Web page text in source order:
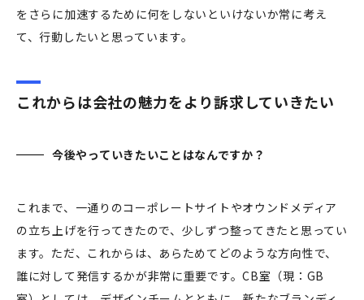
をさらに加速するために何をしないといけないか常に考え
て、行動したいと思っています。
これからは会社の魅力をより訴求していきたい
今後やっていきたいことはなんですか？
これまで、一通りのコーポレートサイトやオウンドメディア
の立ち上げを行ってきたので、少しずつ整ってきたと思ってい
ます。ただ、これからは、あらためてどのような方向性で、
誰に対して発信するかが非常に重要です。CB室（現：GB